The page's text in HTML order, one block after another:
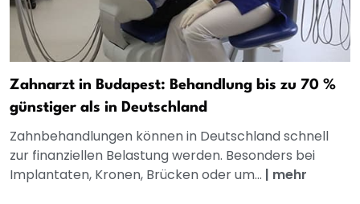
Zahnarzt in Budapest: Behandlung bis zu 70 %
günstiger als in Deutschland
Zahnbehandlungen können in Deutschland schnell
zur finanziellen Belastung werden. Besonders bei
Implantaten, Kronen, Brücken oder um... | mehr